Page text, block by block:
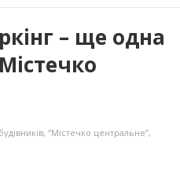
– ще одна
, “Містечко центральне”,